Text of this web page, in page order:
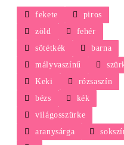
fekete
piros
zöld
fehér
sötétkék
barna
mályvaszínű
Keki
rózsaszín
bézs
kék
világosszürke
aranysárga